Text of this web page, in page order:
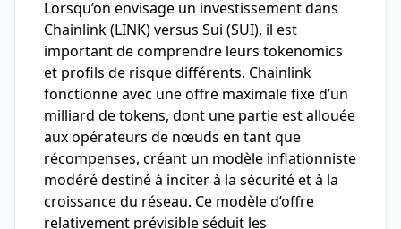
Lorsqu’on envisage un investissement dans
Chainlink (LINK) versus Sui (SUI), il est
important de comprendre leurs tokenomics
et profils de risque différents. Chainlink
fonctionne avec une offre maximale fixe d’un
milliard de tokens, dont une partie est allouée
aux opérateurs de nœuds en tant que
récompenses, créant un modèle inflationniste
modéré destiné à inciter à la sécurité et à la
croissance du réseau. Ce modèle d’offre
relativement prévisible séduit les